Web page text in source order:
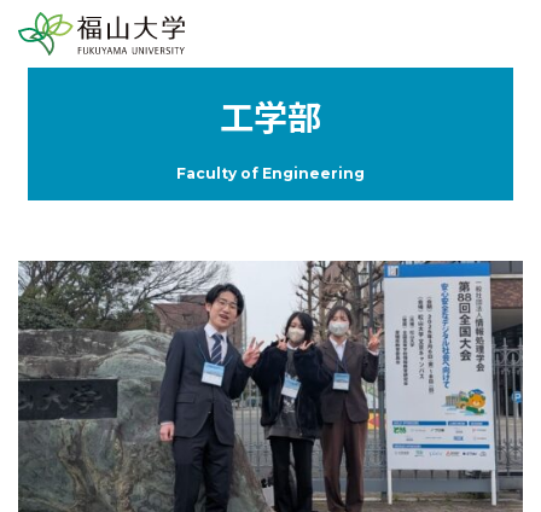
工学部
Faculty of Engineering